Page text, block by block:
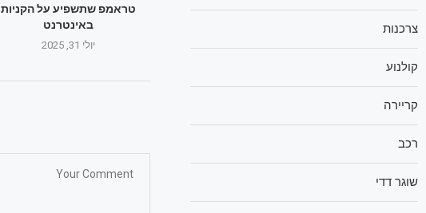
טראמפ שתשפיע על הקניות
באינטרנט
יולי 31, 2025
צרכנות
קולנוע
קריירה
רכב
שוגר דדי